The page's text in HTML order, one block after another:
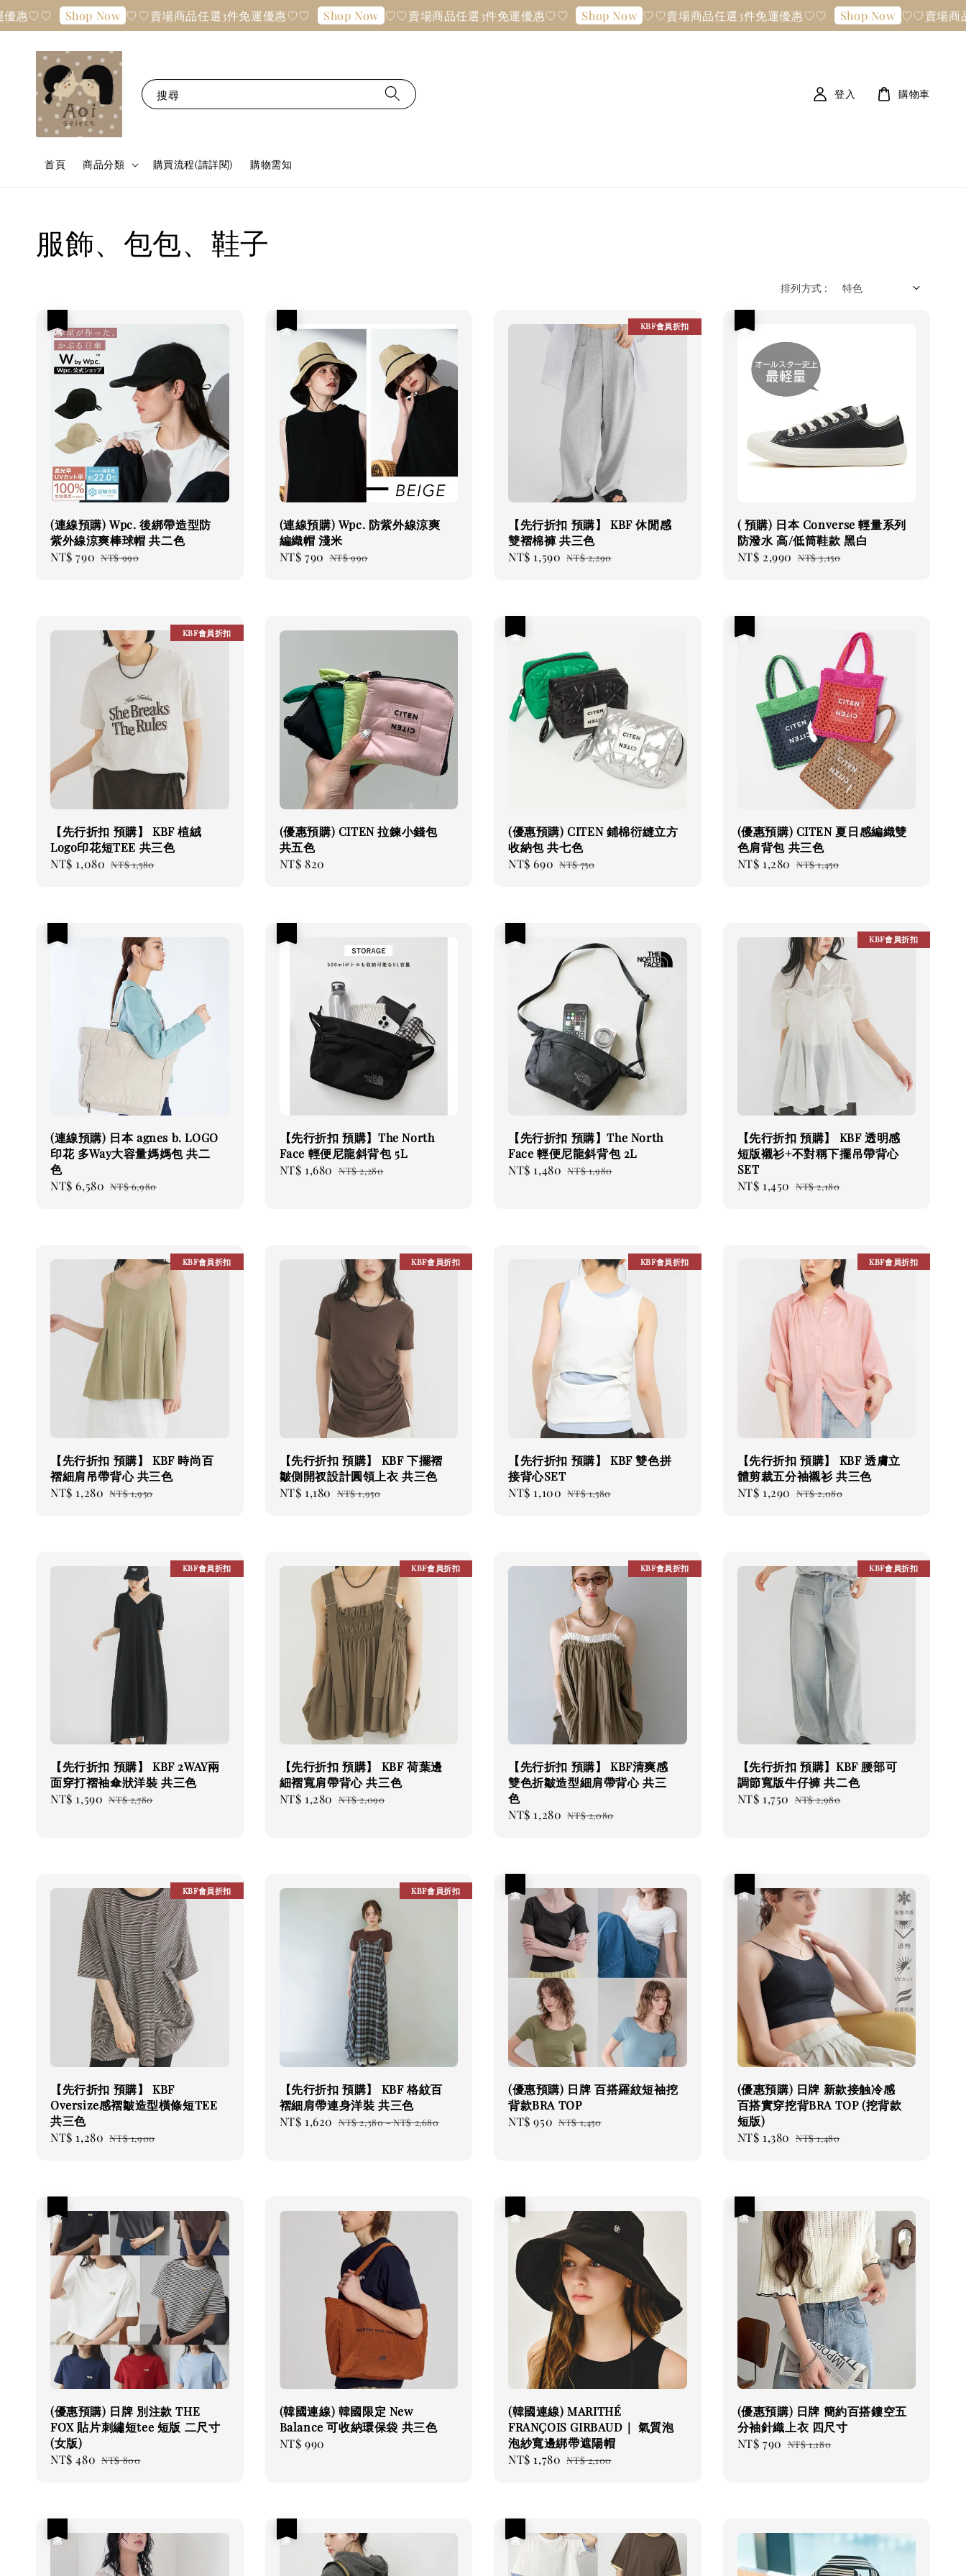
Shop Now ♡♡賣場商品任選3件免運優惠♡♡ Shop Now ♡♡賣場商品任選3件免運優惠♡♡ Shop Now ♡♡賣場商品任選3件免運優惠♡♡ Shop Now ♡♡賣場商品任選
搜尋
首頁 商品分類 購買流程(請詳閱) 購物需知
登入 購物車
服飾、包包、鞋子
排列方式 :
(連線預購) Wpc. 後綁帶造型防
紫外線涼爽棒球帽 共二色
Sale
NT$ 790 Regular
NT$ 990
(連線預購) Wpc. 防紫外線涼爽
編織帽 淺米
Sale
NT$ 790 Regular
NT$ 990
KBF會員折扣
【先行折扣 預購】 KBF 休閒感
雙褶棉褲 共三色
Sale
NT$ 1,590 Regular
NT$ 2,290
( 預購) 日本 Converse 輕量系列
防潑水 高/低筒鞋款 黑白
Sale
NT$ 2,990 Regular
NT$ 3,150
KBF會員折扣
【先行折扣 預購】 KBF 植絨
Logo印花短TEE 共三色
Sale
NT$ 1,080 Regular
NT$ 1,580
(優惠預購) CITEN 拉鍊小錢包
共五色
Regular
NT$ 820
(優惠預購) CITEN 鋪棉衍縫立方
收納包 共七色
Sale
NT$ 690 Regular
NT$ 750
(優惠預購) CITEN 夏日感編織雙
色肩背包 共三色
Sale
NT$ 1,280 Regular
NT$ 1,450
(連線預購) 日本 agnes b. LOGO
印花 多Way大容量媽媽包 共二
色
Sale
NT$ 6,580 Regular
NT$ 6,980
【先行折扣 預購】The North
Face 輕便尼龍斜背包 5L
Sale
NT$ 1,680 Regular
NT$ 2,280
【先行折扣 預購】The North
Face 輕便尼龍斜背包 2L
Sale
NT$ 1,480 Regular
NT$ 1,980
KBF會員折扣
【先行折扣 預購】 KBF 透明感
短版襯衫+不對稱下擺吊帶背心
SET
Sale
NT$ 1,450 Regular
NT$ 2,180
KBF會員折扣
【先行折扣 預購】 KBF 時尚百
褶細肩吊帶背心 共三色
Sale
NT$ 1,280 Regular
NT$ 1,950
KBF會員折扣
【先行折扣 預購】 KBF 下擺褶
皺側開衩設計圓領上衣 共三色
Sale
NT$ 1,180 Regular
NT$ 1,950
KBF會員折扣
【先行折扣 預購】 KBF 雙色拼
接背心SET
Sale
NT$ 1,100 Regular
NT$ 1,580
KBF會員折扣
【先行折扣 預購】 KBF 透膚立
體剪裁五分袖襯衫 共三色
Sale
NT$ 1,290 Regular
NT$ 2,080
KBF會員折扣
【先行折扣 預購】 KBF 2WAY兩
面穿打褶袖傘狀洋裝 共三色
Sale
NT$ 1,590 Regular
NT$ 2,780
KBF會員折扣
【先行折扣 預購】 KBF 荷葉邊
細褶寬肩帶背心 共三色
Sale
NT$ 1,280 Regular
NT$ 2,090
KBF會員折扣
【先行折扣 預購】 KBF清爽感
雙色折皺造型細肩帶背心 共三
色
Sale
NT$ 1,280 Regular
NT$ 2,080
KBF會員折扣
【先行折扣 預購】KBF 腰部可
調節寬版牛仔褲 共二色
Sale
NT$ 1,750 Regular
NT$ 2,980
KBF會員折扣
【先行折扣 預購】 KBF
Oversize感褶皺造型橫條短TEE
共三色
Sale
NT$ 1,280 Regular
NT$ 1,900
KBF會員折扣
【先行折扣 預購】 KBF 格紋百
褶細肩帶連身洋裝 共三色
Sale
NT$ 1,620 Regular
NT$ 2,380-NT$ 2,680
(優惠預購) 日牌 百搭羅紋短袖挖
背款BRA TOP
Sale
NT$ 950 Regular
NT$ 1,450
(優惠預購) 日牌 新款接触冷感
百搭實穿挖背BRA TOP (挖背款
短版)
Sale
NT$ 1,380 Regular
NT$ 1,480
(優惠預購) 日牌 別注款 THE
FOX 貼片刺繡短tee 短版 二尺寸
(女版)
Sale
NT$ 480 Regular
NT$ 800
(韓國連線) 韓國限定 New
Balance 可收納環保袋 共三色
Regular
NT$ 990
(韓國連線) MARITHÉ
FRANÇOIS GIRBAUD｜ 氣質泡
泡紗寬邊綁帶遮陽帽
Sale
NT$ 1,780 Regular
NT$ 2,100
(優惠預購) 日牌 簡約百搭鏤空五
分袖針織上衣 四尺寸
Sale
NT$ 790 Regular
NT$ 1,180